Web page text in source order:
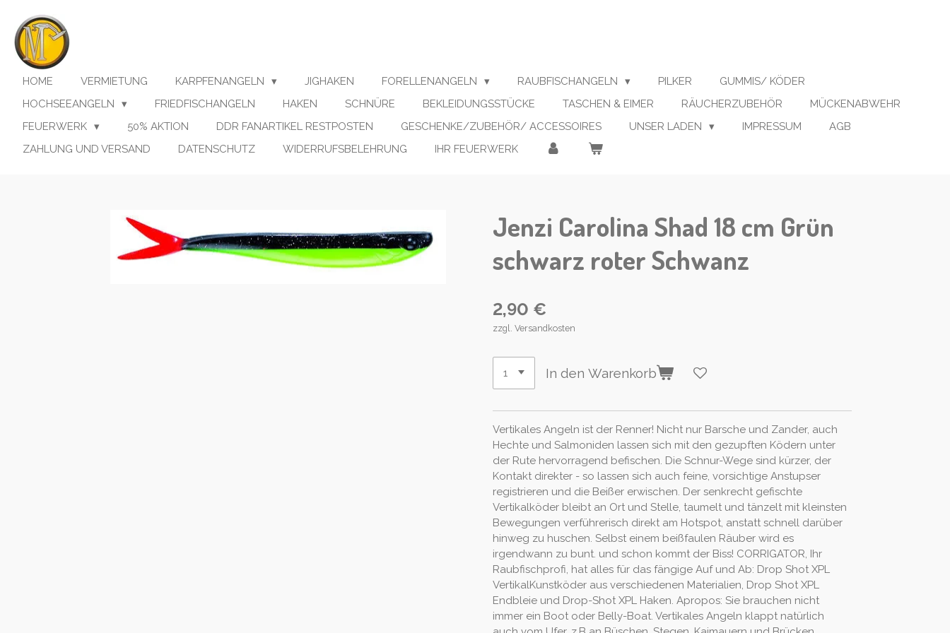
Hauptinhalt
springen
HOME VERMIETUNG KARPFENANGELN JIGHAKEN FORELLENANGELN RAUBFISCHANGELN PILKER
GUMMIS/ KÖDER
HOCHSEEANGELN
FRIEDFISCHANGELN HAKEN SCHNÜRE BEKLEIDUNGSSTÜCKE TASCHEN & EIMER RÄUCHERZUBEHÖR
MÜCKENABWEHR
FEUERWERK
50% AKTION DDR FANARTIKEL RESTPOSTEN GESCHENKE/ZUBEHÖR/ ACCESSOIRES UNSER LADEN IMPRESSUM
AGB
ZAHLUNG UND VERSAND
DATENSCHUTZ WIDERRUFSBELEHRUNG IHR FEUERWERK
Jenzi Carolina Shad 18 cm Grün
schwarz roter Schwanz
2,90 €
zzgl. Versandkosten
In den Warenkorb
Vertikales Angeln ist der Renner! Nicht nur Barsche und Zander, auch
Hechte und Salmoniden lassen sich mit den gezupften Ködern unter
der Rute hervorragend befischen. Die Schnur-Wege sind kürzer, der
Kontakt direkter - so lassen sich auch feine, vorsichtige Anstupser
registrieren und die Beißer erwischen. Der senkrecht gefischte
Vertikalköder bleibt an Ort und Stelle, taumelt und tänzelt mit kleinsten
Bewegungen verführerisch direkt am Hotspot, anstatt schnell darüber
hinweg zu huschen. Selbst einem beißfaulen Räuber wird es
irgendwann zu bunt. und schon kommt der Biss! CORRIGATOR, Ihr
Raubfischprofi, hat alles für das fängige Auf und Ab: Drop Shot XPL
VertikalKunstköder aus verschiedenen Materialien, Drop Shot XPL
Endbleie und Drop-Shot XPL Haken. Apropos: Sie brauchen nicht
immer ein Boot oder Belly-Boat. Vertikales Angeln klappt natürlich